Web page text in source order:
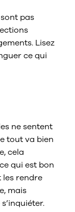
pas
Lisez
ce qui
ne sentent
tout va bien
cela
qui est bon
les rendre
mais